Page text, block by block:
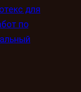
для
по